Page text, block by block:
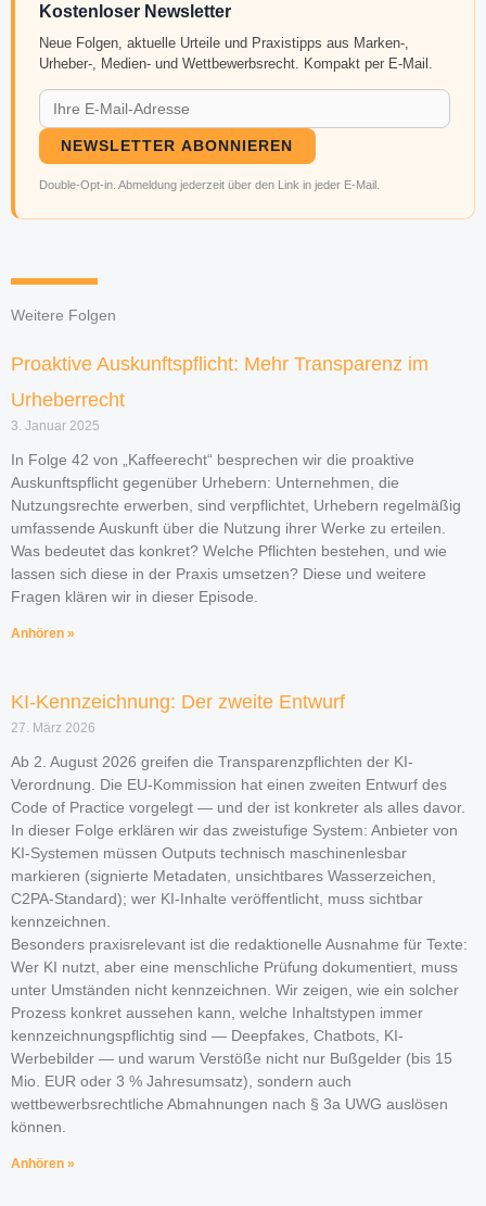
Kostenloser Newsletter
Neue Folgen, aktuelle Urteile und Praxistipps aus Marken-,
Urheber-, Medien- und Wettbewerbsrecht. Kompakt per E-Mail.
NEWSLETTER ABONNIEREN
Double-Opt-in. Abmeldung jederzeit über den Link in jeder E-Mail.
Weitere Folgen
Proaktive Auskunftspflicht: Mehr Transparenz im
Urheberrecht
3. Januar 2025
In Folge 42 von „Kaffeerecht“ besprechen wir die proaktive
Auskunftspflicht gegenüber Urhebern: Unternehmen, die
Nutzungsrechte erwerben, sind verpflichtet, Urhebern regelmäßig
umfassende Auskunft über die Nutzung ihrer Werke zu erteilen.
Was bedeutet das konkret? Welche Pflichten bestehen, und wie
lassen sich diese in der Praxis umsetzen? Diese und weitere
Fragen klären wir in dieser Episode.
Anhören »
KI-Kennzeichnung: Der zweite Entwurf
27. März 2026
Ab 2. August 2026 greifen die Transparenzpflichten der KI-
Verordnung. Die EU-Kommission hat einen zweiten Entwurf des
Code of Practice vorgelegt — und der ist konkreter als alles davor.
In dieser Folge erklären wir das zweistufige System: Anbieter von
KI-Systemen müssen Outputs technisch maschinenlesbar
markieren (signierte Metadaten, unsichtbares Wasserzeichen,
C2PA-Standard); wer KI-Inhalte veröffentlicht, muss sichtbar
kennzeichnen.
Besonders praxisrelevant ist die redaktionelle Ausnahme für Texte:
Wer KI nutzt, aber eine menschliche Prüfung dokumentiert, muss
unter Umständen nicht kennzeichnen. Wir zeigen, wie ein solcher
Prozess konkret aussehen kann, welche Inhaltstypen immer
kennzeichnungspflichtig sind — Deepfakes, Chatbots, KI-
Werbebilder — und warum Verstöße nicht nur Bußgelder (bis 15
Mio. EUR oder 3 % Jahresumsatz), sondern auch
wettbewerbsrechtliche Abmahnungen nach § 3a UWG auslösen
können.
Anhören »